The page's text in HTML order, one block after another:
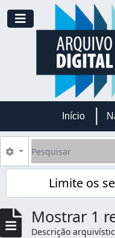
Skip to main content
Toggle
Início
Pesquisar
Opções de busca
Limite os
Mostrar 1
Descrição